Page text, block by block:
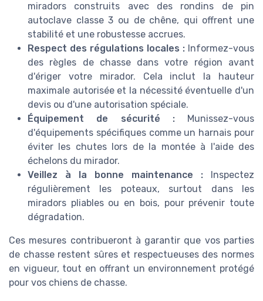
miradors construits avec des rondins de pin
autoclave classe 3 ou de chêne, qui offrent une
stabilité et une robustesse accrues.
Respect des régulations locales : Informez-vous
des règles de chasse dans votre région avant
d'ériger votre mirador. Cela inclut la hauteur
maximale autorisée et la nécessité éventuelle d'un
devis ou d'une autorisation spéciale.
Équipement de sécurité :Munissez-vous
d'équipements spécifiques comme un harnais pour
éviter les chutes lors de la montée à l'aide des
échelons du mirador.
Veillez à la bonne maintenance : Inspectez
régulièrement les poteaux, surtout dans les
miradors pliables ou en bois, pour prévenir toute
dégradation.
Ces mesures contribueront à garantir que vos parties
de chasse restent sûres et respectueuses des normes
en vigueur, tout en offrant un environnement protégé
pour vos chiens de chasse.